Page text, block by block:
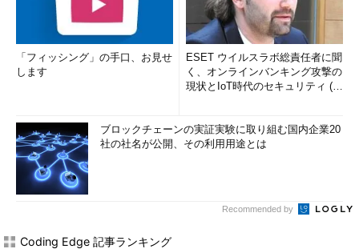
「フィッシング」の手口、お見せ
します
ESET ウイルスラボ総責任者に聞
く、オンラインバンキング攻撃の
現状とIoT時代のセキュリティ (1/
ブロックチェーンの実証実験に取り組む国内企業20
社の社名が公開、その利用用途とは
Recommended by
Coding Edge 記事ランキング